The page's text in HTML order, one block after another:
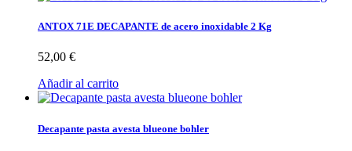
ANTOX 71E DECAPANTE de acero inoxidable 2 Kg
52,00 €
Añadir al carrito
Decapante pasta avesta blueone bohler